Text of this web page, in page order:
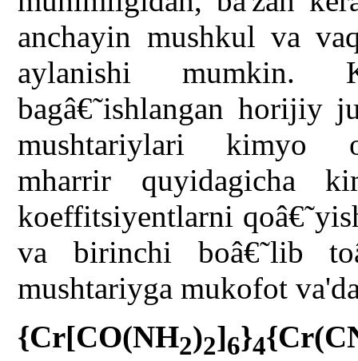
anchayin mushkul va
aylanishi mumkin.
bagâ€˜ishlangan horijiy
mushtariylari kimyo
mharrir quyidagicha
koeffitsiyentlarni
va birinchi boâ€˜lib
mushtariyga mukofot
{Cr[CO(NH2)2]6}4